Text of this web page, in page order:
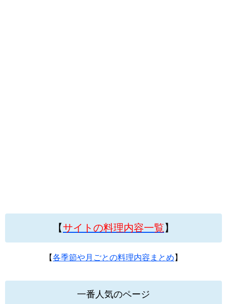
【サイトの料理内容一覧】
【各季節や月ごとの料理内容まとめ 】
一番人気のページ